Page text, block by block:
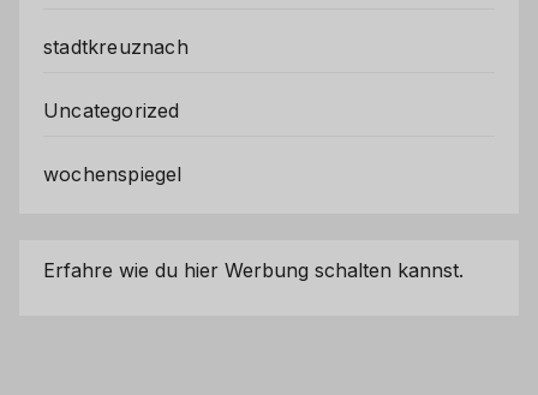
stadtkreuznach
Uncategorized
wochenspiegel
Erfahre wie du hier Werbung schalten kannst.